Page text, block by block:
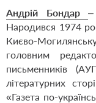
Андрій Бондар –
Народився 1974
Києво-
головним
письменників
літературних
«Газета по-